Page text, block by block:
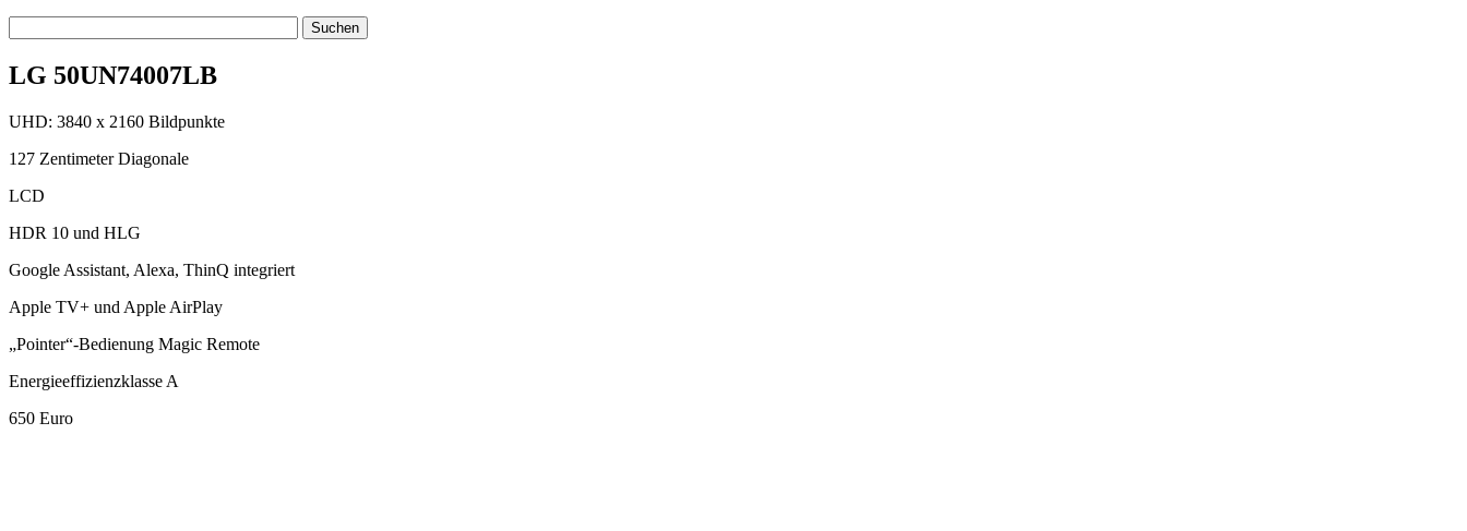
LG 50UN74007LB
UHD: 3840 x 2160 Bildpunkte
127 Zentimeter Diagonale
LCD
HDR 10 und HLG
Google Assistant, Alexa, ThinQ integriert
Apple TV+ und Apple AirPlay
„Pointer“-Bedienung Magic Remote
Energieeffizienzklasse A
650 Euro